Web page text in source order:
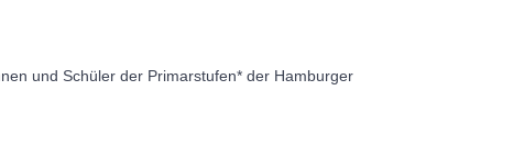
und Schüler der Primarstufen* der Hamburger